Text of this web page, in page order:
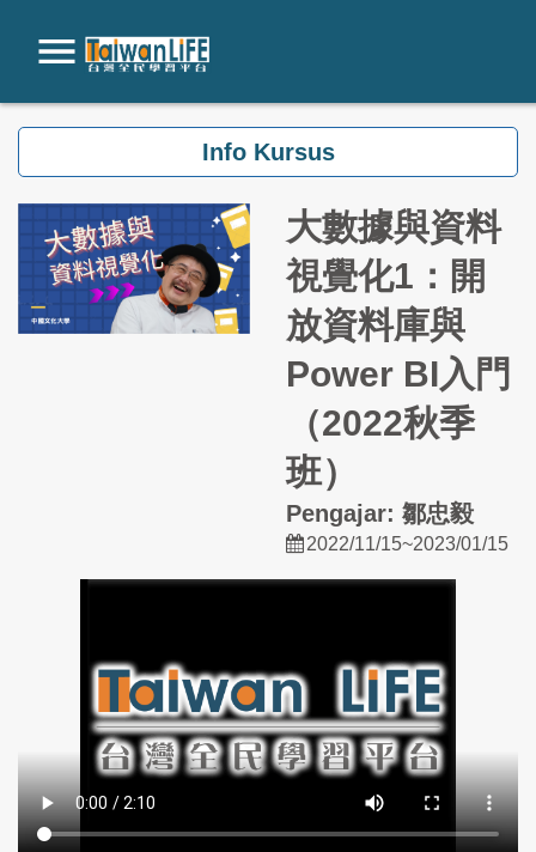
Loncat ke konten utama
Info Kursus
大數據與資料
視覺化1：開
放資料庫與
Power BI入門
（2022秋季
班）
Pengajar: 鄒忠毅
2022/11/15~2023/01/15